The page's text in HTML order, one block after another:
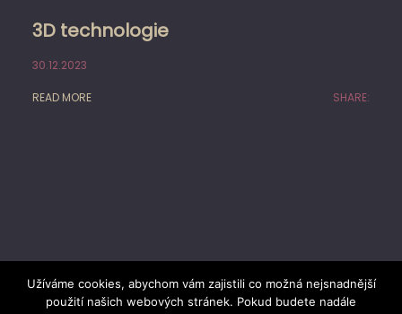
3D technologie
30.12.2023
READ MORE SHARE:
Užíváme cookies, abychom vám zajistili co možná nejsnadnější
použití našich webových stránek. Pokud budete nadále